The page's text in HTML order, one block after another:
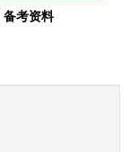
备考资料